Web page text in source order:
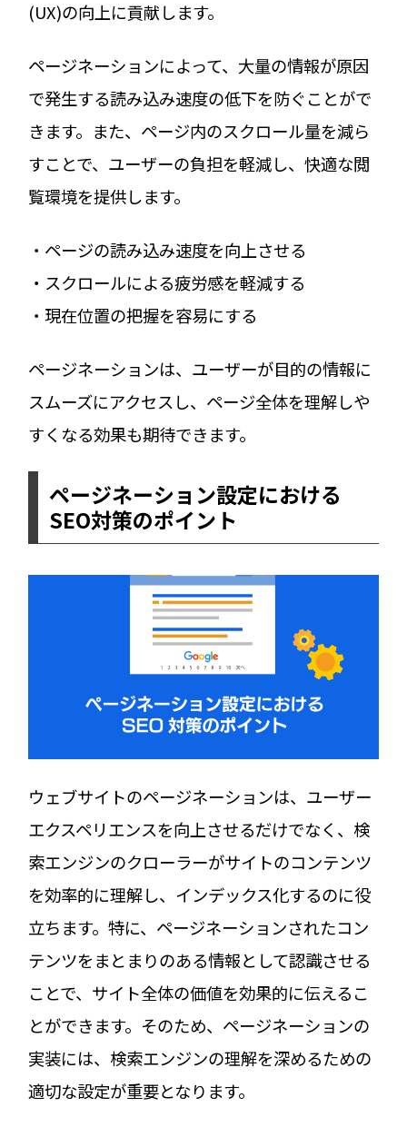
(UX)の向上に貢献します。
ページネーションによって、大量の情報が原因
で発生する読み込み速度の低下を防ぐことがで
きます。また、ページ内のスクロール量を減ら
すことで、ユーザーの負担を軽減し、快適な閲
覧環境を提供します。
・ページの読み込み速度を向上させる
・スクロールによる疲労感を軽減する
・現在位置の把握を容易にする
ページネーションは、ユーザーが目的の情報に
スムーズにアクセスし、ページ全体を理解しや
すくなる効果も期待できます。
ページネーション設定における
SEO対策のポイント
ウェブサイトのページネーションは、ユーザー
エクスペリエンスを向上させるだけでなく、検
索エンジンのクローラーがサイトのコンテンツ
を効率的に理解し、インデックス化するのに役
立ちます。特に、ページネーションされたコン
テンツをまとまりのある情報として認識させる
ことで、サイト全体の価値を効果的に伝えるこ
とができます。そのため、ページネーションの
実装には、検索エンジンの理解を深めるための
適切な設定が重要となります。